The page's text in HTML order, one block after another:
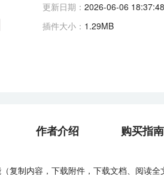
更新日期： 2026-06-06 18:37:48
插件大小： 1.29MB
作者介绍 购买指南
复制内容，下载附件，下载文档、阅读